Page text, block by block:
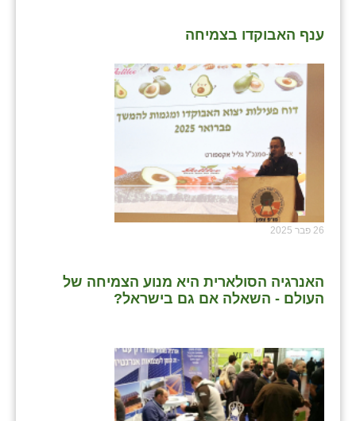
ענף האבוקדו בצמיחה
26 פבר 2025
האנרגיה הסולארית היא מנוע הצמיחה של
העולם - השאלה אם גם בישראל?